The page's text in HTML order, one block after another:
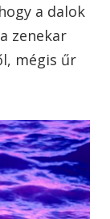
a dalok
zenekar
mégis űr